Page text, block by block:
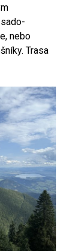
nebo
Trasa